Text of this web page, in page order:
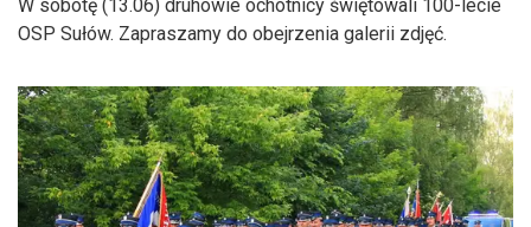
W sobotę (13.06) druhowie ochotnicy świętowali 100-lecie
OSP Sułów. Zapraszamy do obejrzenia galerii zdjęć.